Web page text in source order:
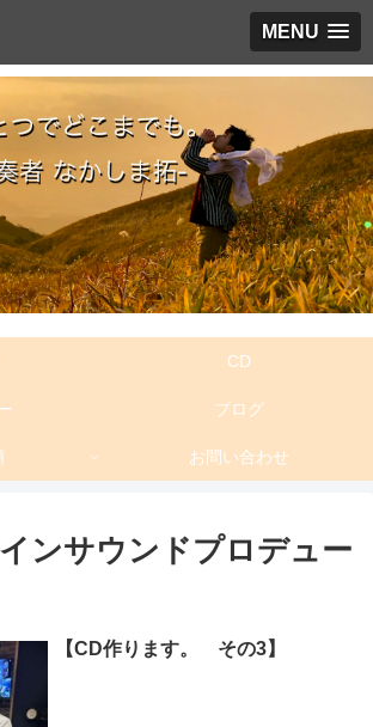
MENU
CD
ブログ
お問い合わせ
ンサウンドプロデュー
【CD作ります。 その3】